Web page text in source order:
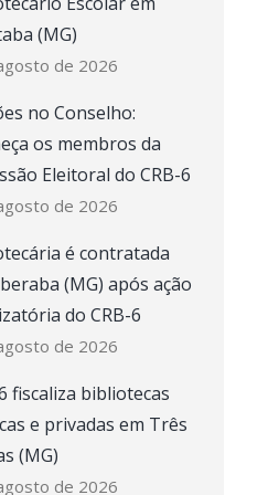
(MG)
de 2026
no Conselho:
os membros da
Eleitoral do CRB-6
de 2026
é contratada
(MG) após ação
do CRB-6
de 2026
fiscaliza bibliotecas
e privadas em Três
(MG)
de 2026